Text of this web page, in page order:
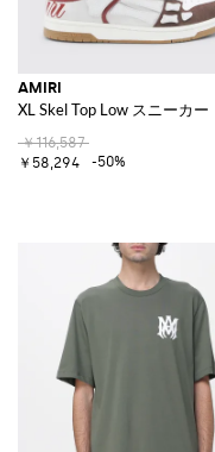
AMIRI
XL Skel Top Low スニーカー
￥116,587
￥58,294
-50%